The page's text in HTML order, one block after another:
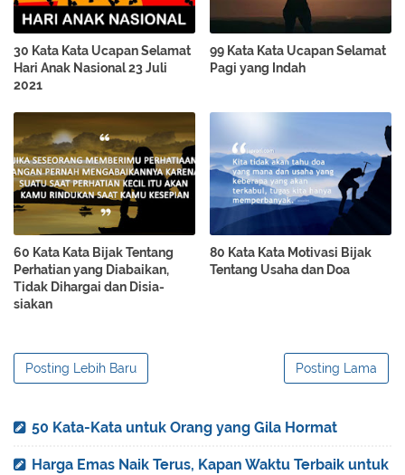
30 Kata Kata Ucapan Selamat
Hari Anak Nasional 23 Juli
2021
99 Kata Kata Ucapan Selamat
Pagi yang Indah
60 Kata Kata Bijak Tentang
Perhatian yang Diabaikan,
Tidak Dihargai dan Disia-
siakan
80 Kata Kata Motivasi Bijak
Tentang Usaha dan Doa
Posting Lebih Baru Posting Lama
50 Kata-Kata untuk Orang yang Gila Hormat
Harga Emas Naik Terus, Kapan Waktu Terbaik untuk